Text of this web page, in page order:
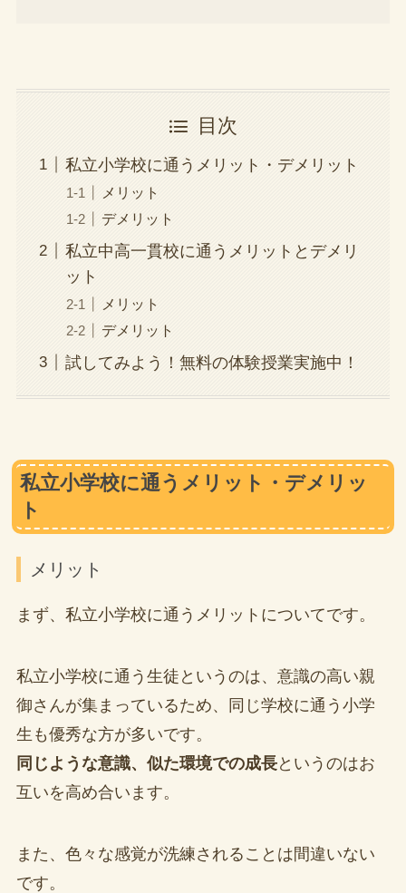
目次
私立小学校に通うメリット・デメリット
メリット
デメリット
私立中高一貫校に通うメリットとデメリ
ット
メリット
デメリット
試してみよう！無料の体験授業実施中！
私立小学校に通うメリット・デメリッ
ト
メリット
まず、私立小学校に通うメリットについてです。
私立小学校に通う生徒というのは、意識の高い親
御さんが集まっているため、同じ学校に通う小学
生も優秀な方が多いです。
同じような意識、似た環境での成長というのはお
互いを高め合います。
また、色々な感覚が洗練されることは間違いない
です。